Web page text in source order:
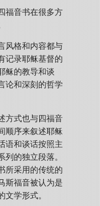
福音书在很多方
风格和内容都与
记录耶稣基督的
稣的教导和谈
论和深刻的哲学
方式也与四福音
顺序来叙述耶稣
语和谈话按照主
列的独立段落。
所采用的传统的
斯福音被认为是
文学形式。